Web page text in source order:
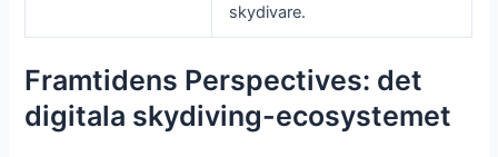
skydivare.
Framtidens Perspectives: det
digitala skydiving-ecosystemet